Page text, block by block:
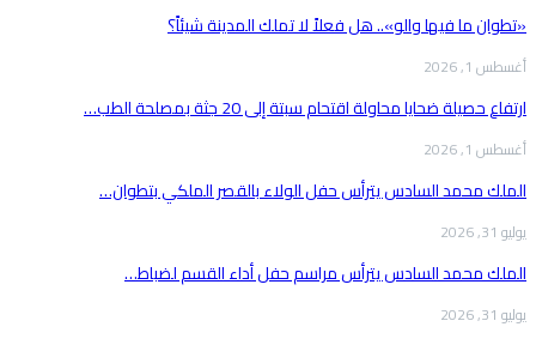
«تطوان ما فيها والو».. هل فعلاً لا تملك المدينة شيئاً؟
أغسطس 1, 2026
ارتفاع حصيلة ضحايا محاولة اقتحام سبتة إلى 20 جثة بمصلحة الطب…
أغسطس 1, 2026
الملك محمد السادس يترأس حفل الولاء بالقصر الملكي بتطوان…
يوليو 31, 2026
الملك محمد السادس يترأس مراسم حفل أداء القسم لضباط…
يوليو 31, 2026